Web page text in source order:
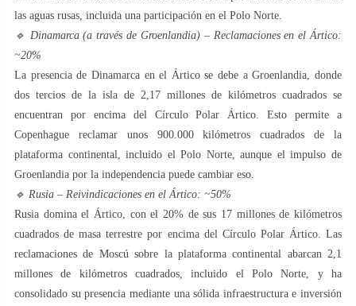
las aguas rusas, incluida una participación en el Polo Norte.
🔹 Dinamarca (a través de Groenlandia) – Reclamaciones en el Ártico:
~20%
La presencia de Dinamarca en el Ártico se debe a Groenlandia, donde
dos tercios de la isla de 2,17 millones de kilómetros cuadrados se
encuentran por encima del Círculo Polar Ártico. Esto permite a
Copenhague reclamar unos 900.000 kilómetros cuadrados de la
plataforma continental, incluido el Polo Norte, aunque el impulso de
Groenlandia por la independencia puede cambiar eso.
🔹 Rusia – Reivindicaciones en el Ártico: ~50%
Rusia domina el Ártico, con el 20% de sus 17 millones de kilómetros
cuadrados de masa terrestre por encima del Círculo Polar Ártico. Las
reclamaciones de Moscú sobre la plataforma continental abarcan 2,1
millones de kilómetros cuadrados, incluido el Polo Norte, y ha
consolidado su presencia mediante una sólida infraestructura e inversión